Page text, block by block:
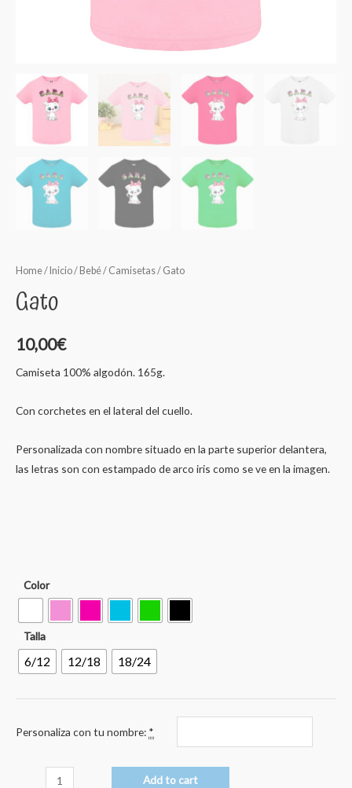
Home/ Inicio/ Bebé/ Camisetas/ Gato
Gato
10,00€
Camiseta 100% algodón. 165g.
Con corchetes en el lateral del cuello.
Personalizada con nombre situado en la parte superior delantera,
las letras son con estampado de arco iris como se ve en la imagen.
Color
Talla
6/12 12/18 18/24
Personaliza con tu nombre: *
Add to cart